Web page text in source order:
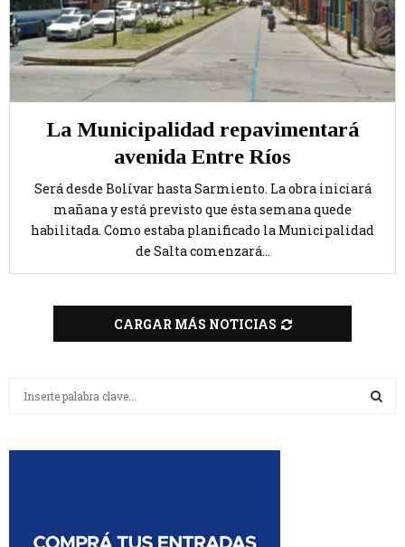
La Municipalidad repavimentará
avenida Entre Ríos
Será desde Bolívar hasta Sarmiento. La obra iniciará
mañana y está previsto que ésta semana quede
habilitada. Como estaba planificado la Municipalidad
de Salta comenzará...
CARGAR MÁS NOTICIAS